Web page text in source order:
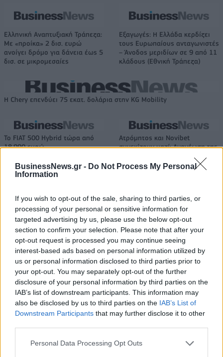
BusinessNews.gr - Do Not Process My Personal
Information
If you wish to opt-out of the sale, sharing to third parties, or
processing of your personal or sensitive information for
targeted advertising by us, please use the below opt-out
section to confirm your selection. Please note that after your
opt-out request is processed you may continue seeing
interest-based ads based on personal information utilized by
us or personal information disclosed to third parties prior to
your opt-out. You may separately opt-out of the further
disclosure of your personal information by third parties on the
IAB’s list of downstream participants. This information may
also be disclosed by us to third parties on the IAB’s List of
Downstream Participants that may further disclose it to other
Personal Data Processing Opt Outs
Ελληνική Αναπτυξιακή Τράπεζα:
Με «προίκα» 2 δισ. ευρώ
ανοίγει δρόμο για δάνεια έως 5
δισ. σε μικρομεσαίες
Εξαγωγές: Η Ελλάδα κερδίζει
τους Ευρωπαίους ανταγωνιστές
– Άνοδος μεριδίων σε 9 από 11
κλάδους (Εθνική Τράπεζα)
Η Chery επενδύει 75 εκατ. δολάρια στην KG Mobility
Το FIAT 500 Hybrid τώρα από
18.990 ευρώ
Ατρόμητος και Novibet
συνεχίζουν μαζί: Ανανέωση της
2028
18η συνεχόμενη χρονιά για τον ΟΤΕ στη διεθνή σειρά δεικτών
FTSE4Good
Alpha Bank: Για πρώτη φορά το Αρχαίο Θέατρο Επιδαύρου άνοιξε τις
πύλες του σε όλους
ΠΕΡΙΣΣΌΤΕΡΑ ΣΕ ΑΥΤΉ ΤΗΝ ΚΑΤΗΓΟΡΊΑ